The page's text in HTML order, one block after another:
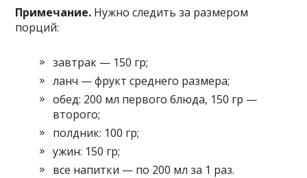
Примечание. Нужно следить за размером
порций:
завтрак — 150 гр;
ланч — фрукт среднего размера;
обед: 200 мл первого блюда, 150 гр —
второго;
полдник: 100 гр;
ужин: 150 гр;
все напитки — по 200 мл за 1 раз.